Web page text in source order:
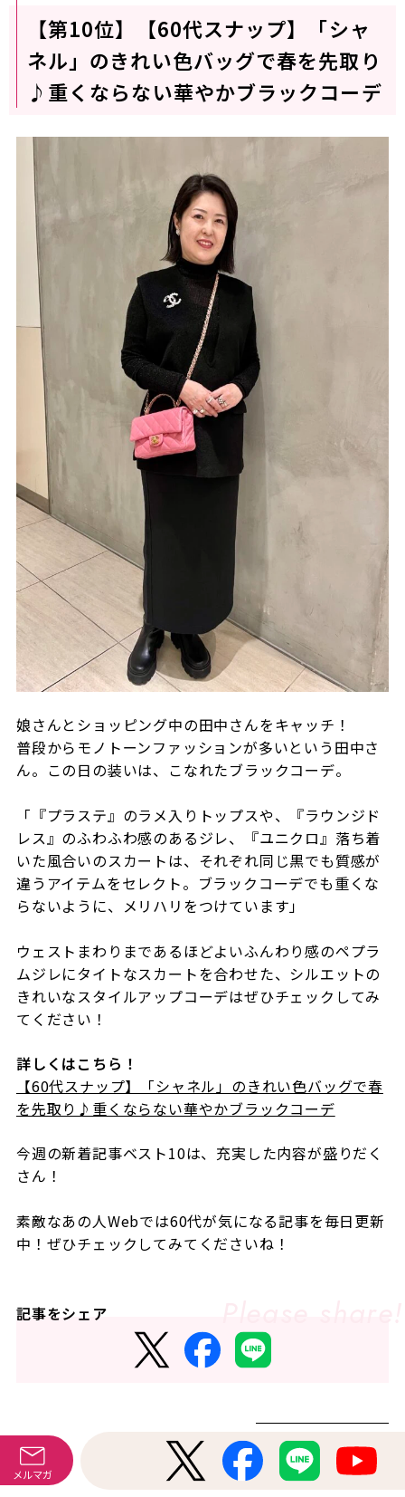
【第10位】【60代スナップ】「シャ
ネル」のきれい色バッグで春を先取り
♪重くならない華やかブラックコーデ
娘さんとショッピング中の田中さんをキャッチ！
普段からモノトーンファッションが多いという田中さ
ん。この日の装いは、こなれたブラックコーデ。
「『プラステ』のラメ入りトップスや、『ラウンジド
レス』のふわふわ感のあるジレ、『ユニクロ』落ち着
いた風合いのスカートは、それぞれ同じ黒でも質感が
違うアイテムをセレクト。ブラックコーデでも重くな
らないように、メリハリをつけています」
ウェストまわりまであるほどよいふんわり感のペプラ
ムジレにタイトなスカートを合わせた、シルエットの
きれいなスタイルアップコーデはぜひチェックしてみ
てください！
詳しくはこちら！
【60代スナップ】「シャネル」のきれい色バッグで春
を先取り♪重くならない華やかブラックコーデ
今週の新着記事ベスト10は、充実した内容が盛りだく
さん！
素敵なあの人Webでは60代が気になる記事を毎日更新
中！ぜひチェックしてみてくださいね！
記事をシェア
この記事のキーワード
60代コーデ
お出かけ
メルマガ